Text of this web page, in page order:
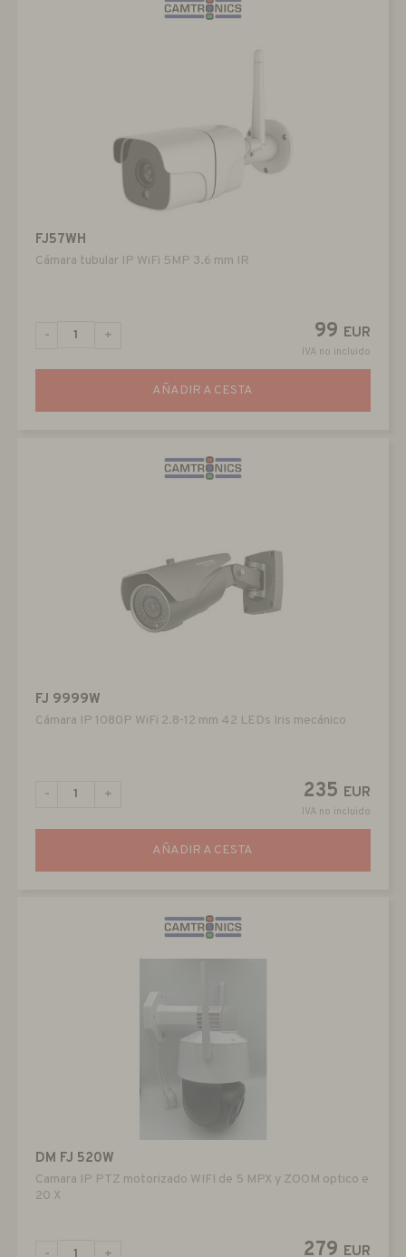
FJ57WH
Cámara tubular IP WiFi 5MP 3.6 mm IR
99 EUR
IVA no incluido
- +
AÑADIR A CESTA
FJ 9999W
Cámara IP 1080P WiFi 2.8-12 mm 42 LEDs Iris mecánico
235 EUR
IVA no incluido
- +
AÑADIR A CESTA
DM FJ 520W
Camara IP PTZ motorizado WIFI de 5 MPX y ZOOM optico e
20 X
279 EUR
- +